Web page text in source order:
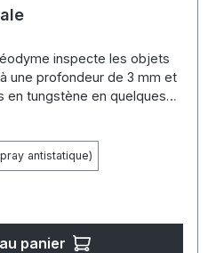
inspecte les objets
une profondeur de 3 mm et
tungstène en quelques
antistatique)
panier